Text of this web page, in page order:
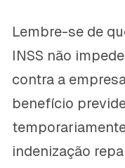
Lembre-se de
INSS não
contra a
benefício
indenização